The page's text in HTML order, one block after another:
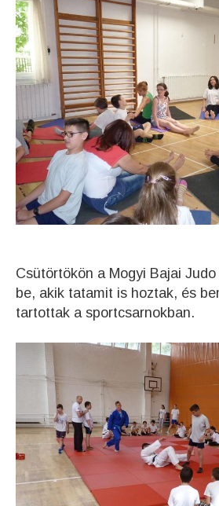
Csütörtökön a Mogyi Bajai
be, akik tatamit is hoztak, és
tartottak a sportcsarnokban.